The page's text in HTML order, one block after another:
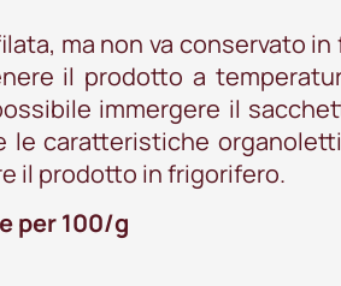
ma non va conservato
il prodotto a
immergere il
le caratteristiche
il prodotto in frigorifero.
per 100/g